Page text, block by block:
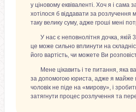
у ціновому еквіваленті. Хоч я і сама
хотілося б віддавати за розлучення
таку велику суму, адже гроші мені
У нас є неповнолітня дочка, якій
це може сильно вплинути на
його вартість, чи можете Ви
Мене цікавить і те питання, яка
за допомогою юриста, адже я майже
чоловік не піде на «мирову», і
затягнути процес розлучення та